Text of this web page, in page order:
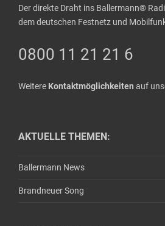
Der direkte Draht ins Ballermann®
dem deutschen Festnetz und
0800 11 21 21 6
Weitere Kontaktmöglichkeiten auf
AKTUELLE THEMEN:
Ballermann News
Brandneuer Song